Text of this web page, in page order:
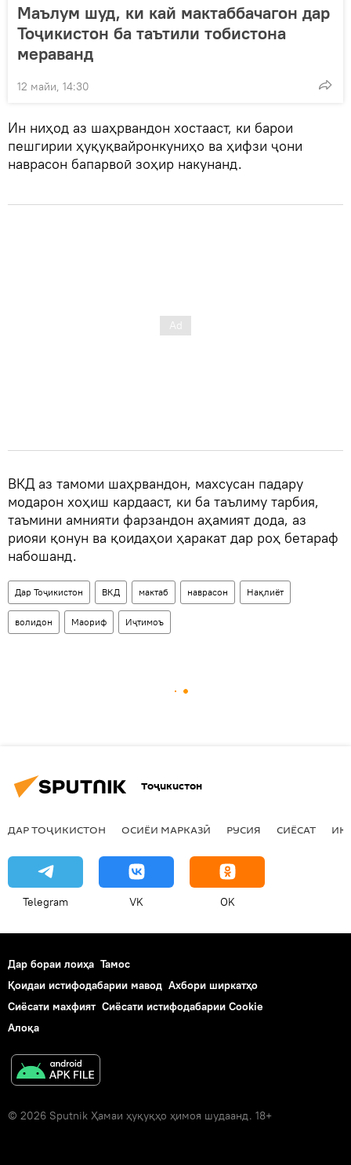
Маълум шуд, ки кай мактаббачагон дар
Тоҷикистон ба таътили тобистона
мераванд
12 майи, 14:30
Ин ниҳод аз шаҳрвандон хостааст, ки барои
пешгирии ҳуқуқвайронкуниҳо ва ҳифзи ҷони
наврасон бапарвоӣ зоҳир накунанд.
ВКД аз тамоми шаҳрвандон, махсусан падару
модарон хоҳиш кардааст, ки ба таълиму тарбия,
таъмини амнияти фарзандон аҳамият дода, аз
риояи қонун ва қоидаҳои ҳаракат дар роҳ бетараф
набошанд.
Дар Тоҷикистон ВКД мактаб наврасон Нақлиёт
волидон Маориф Иҷтимоъ
Тоҷикистон
ДАР ТОҶИКИСТОН ОСИЁИ МАРКАЗӢ РУСИЯ СИЁСАТ
Telegram VK OK
Дар бораи лоиҳа Тамос
Қоидаи истифодабарии мавод Ахбори ширкатҳо
Сиёсати махфият Сиёсати истифодабарии Cookie
Алоқа
© 2026 Sputnik Ҳамаи ҳуқуқҳо ҳимоя шудаанд. 18+